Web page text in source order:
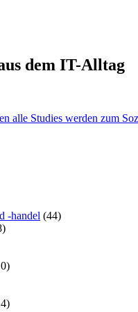
dem IT-Alltag
alle Studies werden zum
-handel (44)